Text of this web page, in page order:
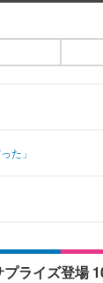
た」
ライズ登場